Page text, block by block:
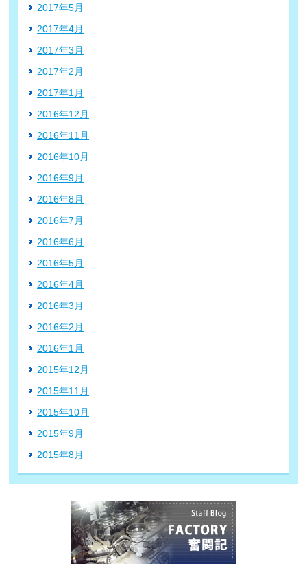
2017年5月
2017年4月
2017年3月
2017年2月
2017年1月
2016年12月
2016年11月
2016年10月
2016年9月
2016年8月
2016年7月
2016年6月
2016年5月
2016年4月
2016年3月
2016年2月
2016年1月
2015年12月
2015年11月
2015年10月
2015年9月
2015年8月